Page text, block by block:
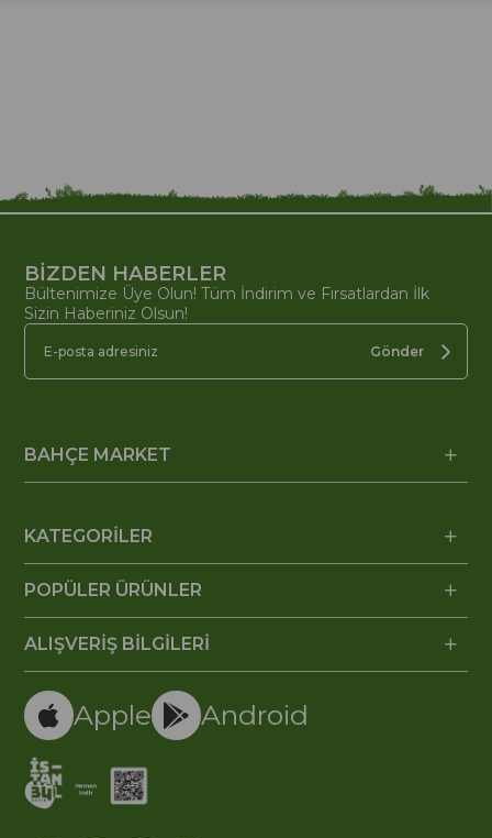
BİZDEN HABERLER
Bültenimize Üye Olun! Tüm İndirim ve Fırsatlardan İlk
Sizin Haberiniz Olsun!
Gönder
BAHÇE MARKET
KATEGORİLER
POPÜLER ÜRÜNLER
ALIŞVERİŞ BİLGİLERİ
Apple Android